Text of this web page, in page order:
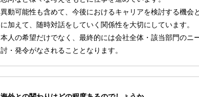
異動可能性も含めて、今後におけるキャリアを検討する機会
に加えて、随時対話をしていく関係性を大切にしています。
本人の希望だけでなく、最終的には会社全体・該当部門のニ
討・発令がなされることとなります。